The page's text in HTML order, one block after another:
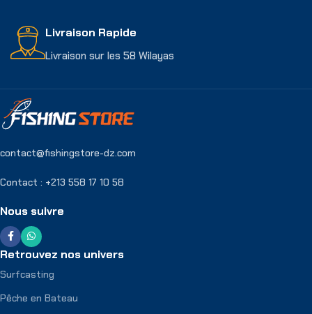
Livraison Rapide
Livraison sur les 58 Wilayas
contact@fishingstore-dz.com
Contact : +213 558 17 10 58
Nous suivre
Retrouvez nos univers
Surfcasting
Pêche en Bateau